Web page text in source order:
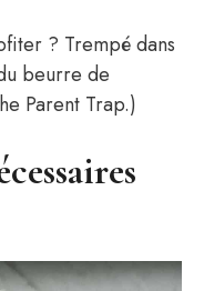
? Trempé dans
beurre de
Parent Trap.)